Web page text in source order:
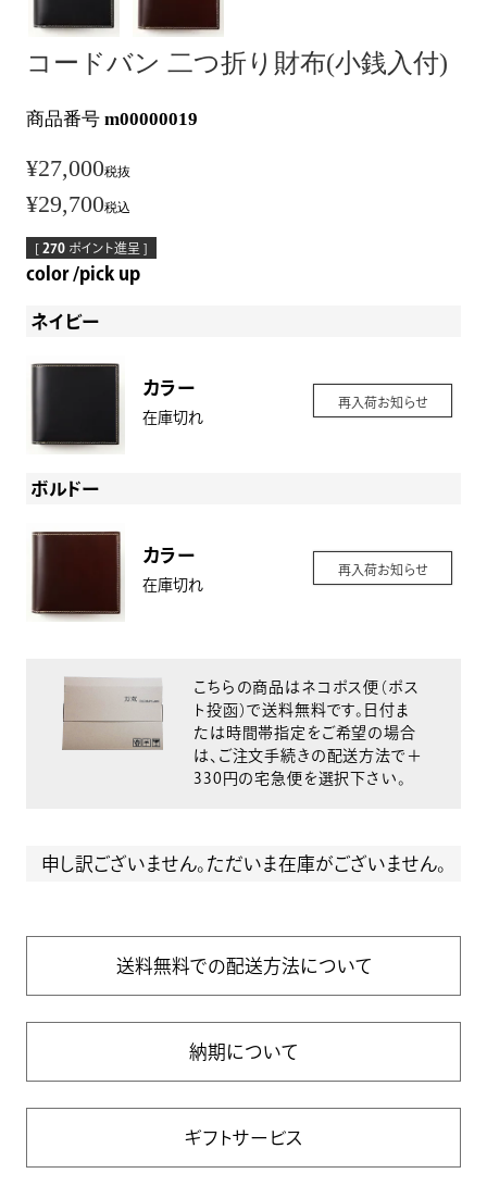
コードバン 二つ折り財布(小銭入付)
商品番号 m00000019
¥27,000税抜
¥29,700税込
[ 270 ポイント進呈 ]
color pick up
ネイビー
カラー
在庫切れ
再入荷お知らせ
ボルドー
カラー
在庫切れ
再入荷お知らせ
こちらの商品はネコポス便（ポス
ト投函）で送料無料です。日付ま
たは時間帯指定をご希望の場合
は、ご注文手続きの配送方法で＋
330円の宅急便を選択下さい。
申し訳ございません。ただいま在庫がございません。
送料無料での配送方法について
納期について
ギフトサービス